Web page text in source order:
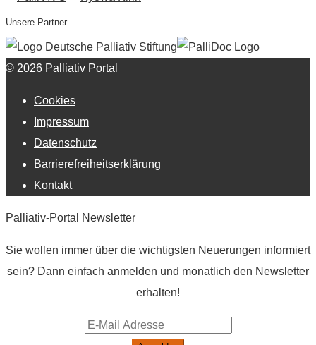
Unsere Partner
© 2026 Palliativ Portal
Cookies
Impressum
Datenschutz
Barrierefreiheitserklärung
Kontakt
Palliativ-Portal Newsletter
Sie wollen immer über die wichtigsten Neuerungen informiert
sein? Dann einfach anmelden und monatlich den Newsletter
erhalten!